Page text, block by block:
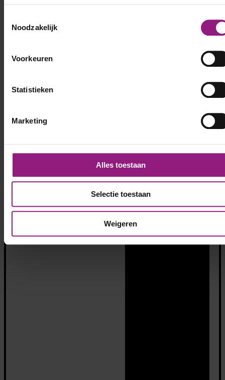
Noodzakelijk
Voorkeuren
Statistieken
Marketing
Alles toestaan
Selectie toestaan
Weigeren